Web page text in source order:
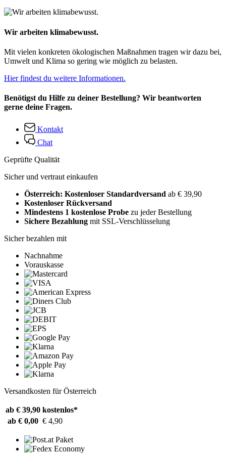
Wir arbeiten klimabewusst.
Mit vielen konkreten ökologischen Maßnahmen tragen wir dazu bei,
Umwelt und Klima so gering wie möglich zu belasten.
Hier findest du weitere Informationen.
Benötigst du Hilfe zu deiner Bestellung? Wir beantworten
gerne deine Fragen.
Kontakt
Chat
Geprüfte Qualität
Sicher und vertraut einkaufen
Österreich: Kostenloser Standardversand ab € 39,90
Kostenloser Rückversand
Mindestens 1 kostenlose Probe zu jeder Bestellung
Sichere Bezahlung mit SSL-Verschlüsselung
Sicher bezahlen mit
Nachnahme
Vorauskasse
Versandkosten für Österreich
ab € 39,90 kostenlos*
ab € 0,00 € 4,90